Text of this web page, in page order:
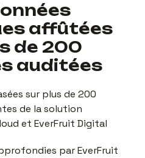
affûtées
de 200
auditées
sur plus de 200
de la solution
et EverFruit Digital
par EverFruit